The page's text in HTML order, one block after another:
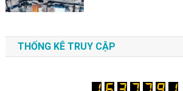
THỐNG KÊ TRUY CẬP